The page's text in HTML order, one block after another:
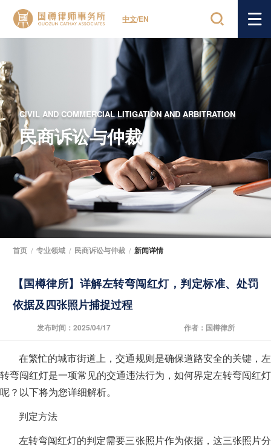
中文/EN
CIVIL AND COMMERCIAL LITIGATION AND ARBITRATION
民商诉讼与仲裁
首页 / 专业领域 / 民商诉讼与仲裁 / 新闻详情
【国樽律所】详解左转弯闯红灯，判定标准、处罚
依据及四张照片捕捉过程
发布时间：2025/04/17 作者：国樽律所
在繁忙的城市街道上，交通规则是确保道路安全的关键，左
转弯闯红灯是一项常见的交通违法行为，如何界定左转弯闯红灯
呢？以下将为您详细解析。
判定方法
左转弯闯红灯的判定需要三张照片作为依据，这三张照片分